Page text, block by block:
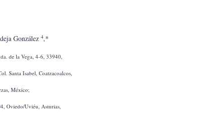
González 4,*